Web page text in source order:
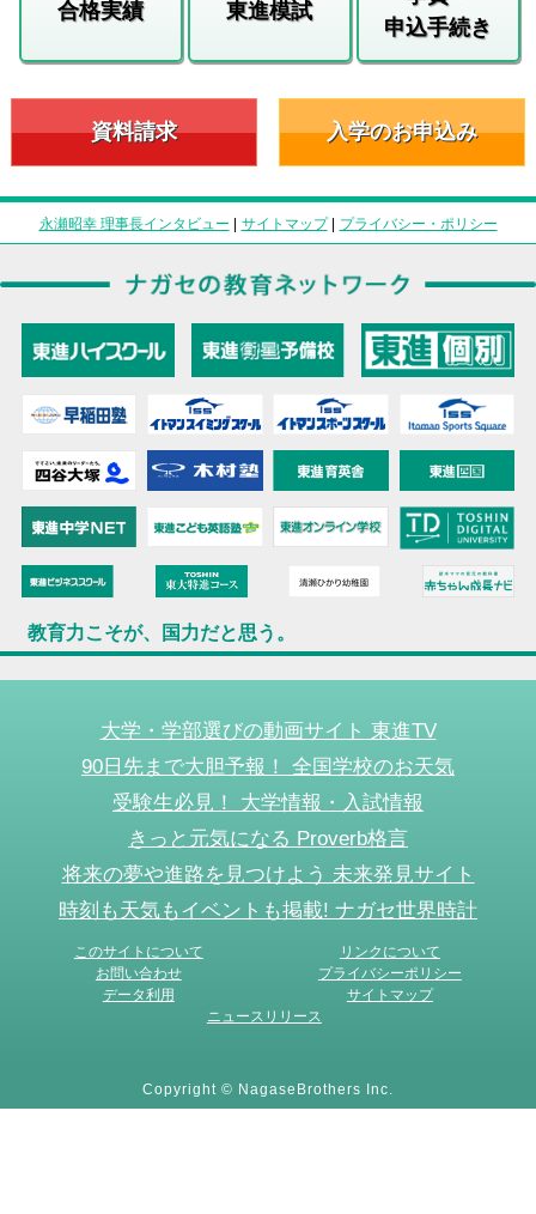
合格実績 東進模試
申込手続き
資料請求 入学のお申込み
永瀬昭幸 理事長インタビュー | サイトマップ| プライバシー・ポリシー
教育力こそが、国力だと思う。
大学・学部選びの動画サイト 東進TV
90日先まで大胆予報！ 全国学校のお天気
受験生必見！ 大学情報・入試情報
きっと元気になる Proverb格言
将来の夢や進路を見つけよう 未来発見サイト
時刻も天気もイベントも掲載! ナガセ世界時計
このサイトについて
リンクについて
お問い合わせ
プライバシーポリシー
データ利用
サイトマップ
ニュースリリース
Copyright © NagaseBrothers Inc.